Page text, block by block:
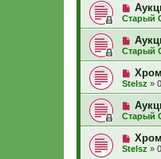
Старый
Старый
Stelsz »
Старый
Stelsz »